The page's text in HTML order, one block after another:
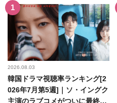
2026.08.03
韓国ドラマ視聴率ランキング[2
026年7月第5週]｜ソ・イングク
主演のラブコメがついに最終